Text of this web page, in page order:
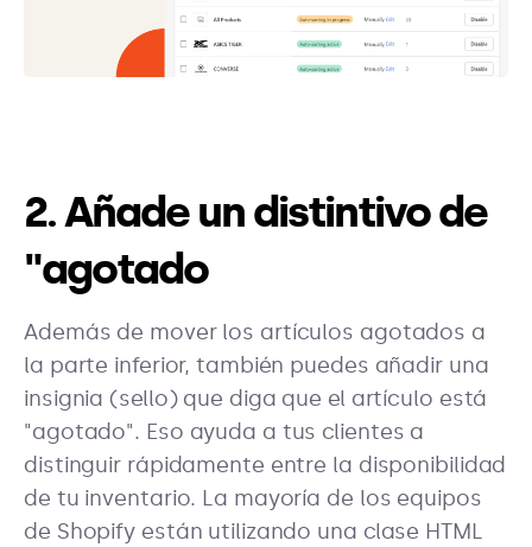
2. Añade un distintivo de
"agotado
Además de mover los artículos agotados a
la parte inferior, también puedes añadir una
insignia (sello) que diga que el artículo está
"agotado". Eso ayuda a tus clientes a
distinguir rápidamente entre la disponibilidad
de tu inventario. La mayoría de los equipos
de Shopify están utilizando una clase HTML